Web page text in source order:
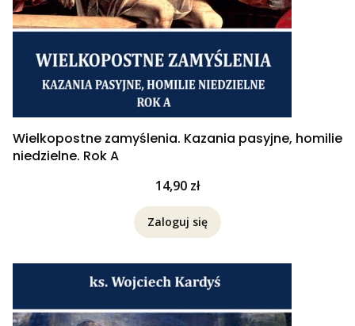
Wielkopostne zamyślenia. Kazania pasyjne, homilie
niedzielne. Rok A
Cena
14,90 zł
Zaloguj się